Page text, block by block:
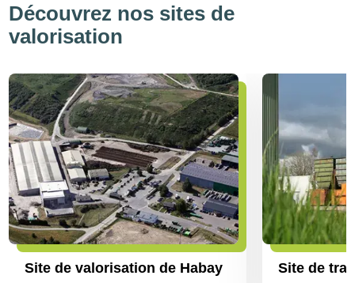
Découvrez nos sites de
valorisation
Site de valorisation de Habay Site de